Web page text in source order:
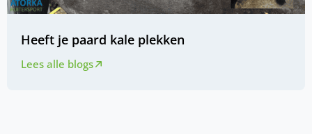
Heeft je paard kale plekken
Lees alle blogs